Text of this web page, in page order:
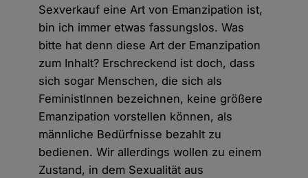
Sexverkauf eine Art von Emanzipation ist,
bin ich immer etwas fassungslos. Was
bitte hat denn diese Art der Emanzipation
zum Inhalt? Erschreckend ist doch, dass
sich sogar Menschen, die sich als
FeministInnen bezeichnen, keine größere
Emanzipation vorstellen können, als
männliche Bedürfnisse bezahlt zu
bedienen. Wir allerdings wollen zu einem
Zustand, in dem Sexualität aus